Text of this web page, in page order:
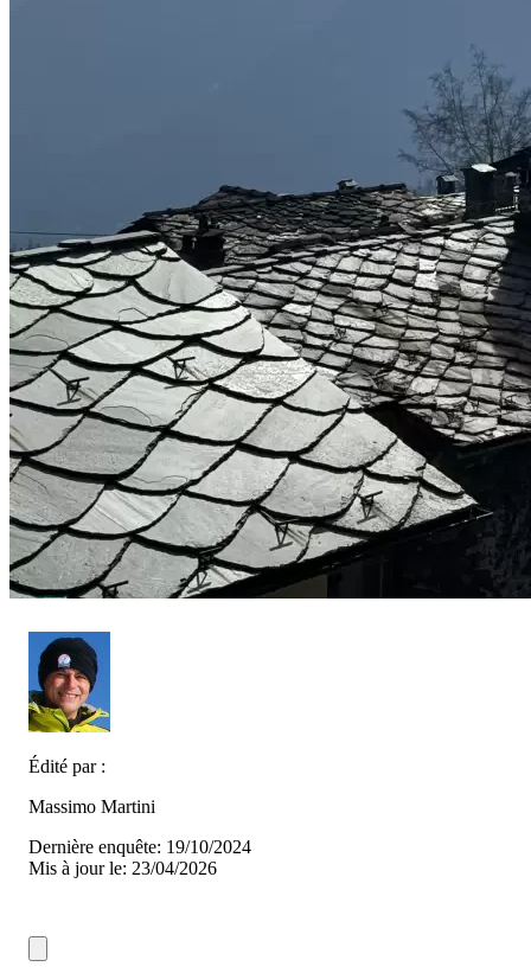
Édité par :
Massimo Martini
Dernière enquête: 19/10/2024
Mis à jour le: 23/04/2026